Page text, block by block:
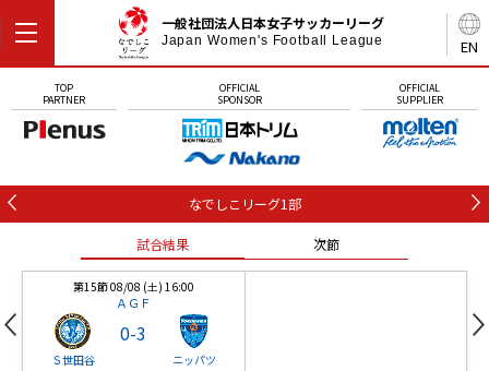
EN
一般社団法人日本女子サッカーリーグ
Japan Women's Football League
TOP
PARTNER
OFFICIAL
SPONSOR
OFFICIAL
SUPPLIER
なでしこリーグ1部
試合結果 次節
第15節 08/08 (土) 16:00
ＡＧＦ
Ｓ世田谷
0-3
ニッパツ